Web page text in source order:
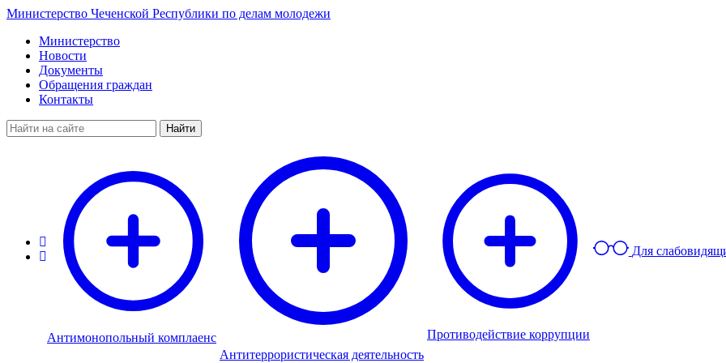
Министерство Чеченской Республики по делам молодежи
Министерство
Новости
Документы
Обращения граждан
Контакты
Найти
Антимонопольный комплаенс
Антитеррористическая деятельность
Противодействие коррупции
Для